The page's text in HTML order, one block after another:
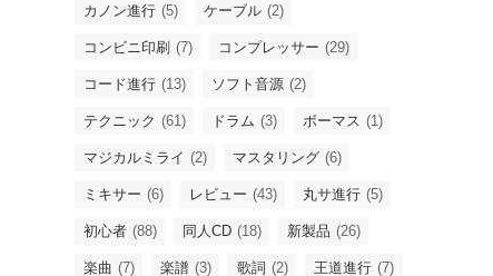
カノン進行 (5) ケーブル (2)
コンビニ印刷 (7) コンプレッサー (29)
コード進行 (13) ソフト音源 (2)
テクニック (61) ドラム (3) ボーマス (1)
マジカルミライ (2) マスタリング (6)
ミキサー (6) レビュー (43) 丸サ進行 (5)
初心者 (88) 同人CD (18) 新製品 (26)
楽曲 (7) 楽譜 (3) 歌詞 (2) 王道進行 (7)